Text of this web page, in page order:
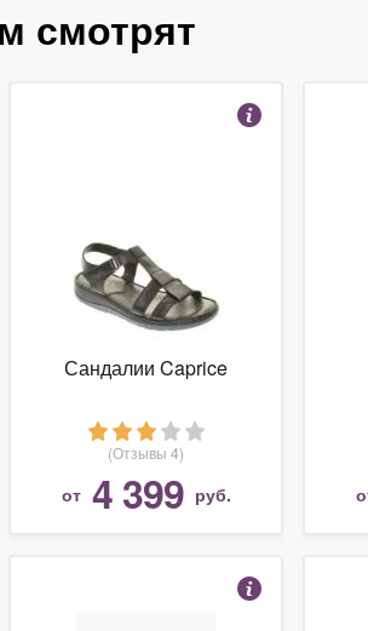
смотрят
Сандалии Caprice
(Отзывы 4)
от 4 399 руб.